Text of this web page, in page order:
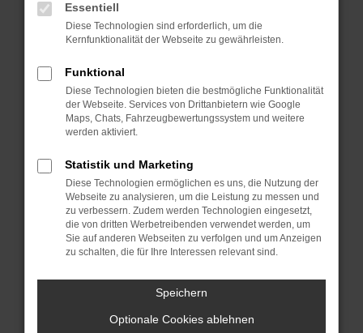
Überprüfe deine Firewall und deine
Internetverbindung.
deine Suchmaschine?
Prüfe deine Browsererweiterungen.
Manche Erweiterungen, wie Werbeblocker,
können das Laden bestimmter Seiten
anderen Browser oder in einem privaten
Fenster?
Starte dein Gerät neu.
Das kann manchmal helfen,
vorübergehende Probleme zu beheben.
Stelle sicher, dass dein Browser und dein
Betriebssystem auf dem neuesten Stand
Essentiell
Diese Technologien sind erforderlich, um die
Kernfunktionalität der Webseite zu gewährleisten.
Funktional
Diese Technologien bieten die bestmögliche Funktionalität
der Webseite. Services von Drittanbietern wie Google
Maps, Chats, Fahrzeugbewertungssystem und weitere
werden aktiviert.
Statistik und Marketing
Diese Technologien ermöglichen es uns, die Nutzung der
Webseite zu analysieren, um die Leistung zu messen und
zu verbessern. Zudem werden Technologien eingesetzt,
die von dritten Werbetreibenden verwendet werden, um
Sie auf anderen Webseiten zu verfolgen und um Anzeigen
zu schalten, die für Ihre Interessen relevant sind.
Speichern
Optionale Cookies ablehnen